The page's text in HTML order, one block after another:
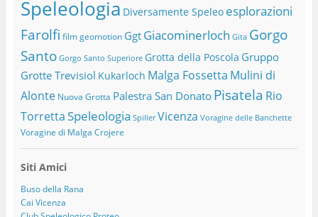
Speleologia Diversamente Speleo esplorazioni
Farolfi film geomotion Ggt Giacominerloch Gita Gorgo
Santo Gorgo Santo Superiore Grotta della Poscola Gruppo
Grotte Trevisiol Kukarloch Malga Fossetta Mulini di
Alonte Nuova Grotta Palestra San Donato Pisatela Rio
TorrettaSpeleologia Spiller Vicenza Voragine delle Banchette
Voragine di Malga Crojere
Siti Amici
Buso della Rana
Cai Vicenza